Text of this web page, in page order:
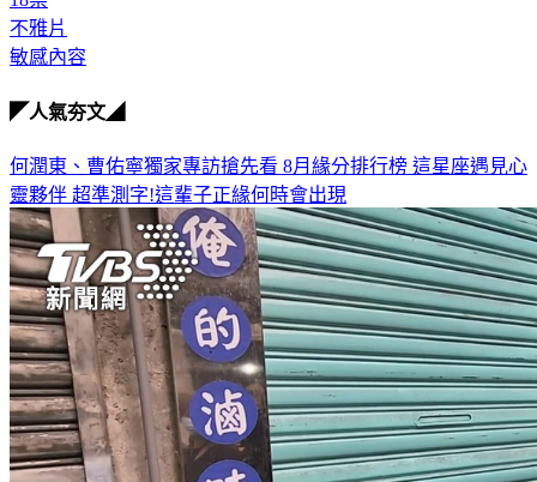
不雅片
敏感內容
◤人氣夯文◢
何潤東、曹佑寧獨家專訪搶先看 8月緣分排行榜 這星座遇見心
靈夥伴 超準測字!這輩子正緣何時會出現